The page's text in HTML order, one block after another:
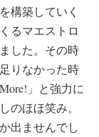
構築していく
るマエストロ
した。その時
りなかった時
」と強力に
のほほ笑み。
出ませんでし